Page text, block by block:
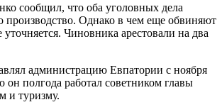
сообщил, что оба уголовных дела
производство. Однако в чем еще обвиняют
Чиновника арестовали на два
администрацию Евпатории с ноября
он полгода работал советником главы
и туризму.